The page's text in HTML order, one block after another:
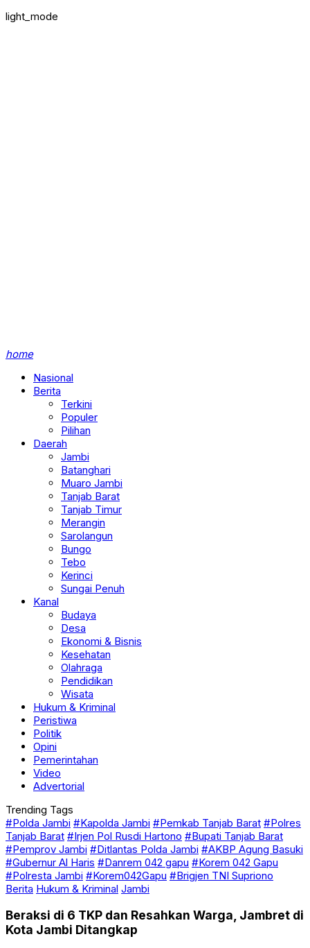
light_mode
home
Nasional
Berita
Terkini
Populer
Pilihan
Daerah
Jambi
Batanghari
Muaro Jambi
Tanjab Barat
Tanjab Timur
Merangin
Sarolangun
Bungo
Tebo
Kerinci
Sungai Penuh
Kanal
Budaya
Desa
Ekonomi & Bisnis
Kesehatan
Olahraga
Pendidikan
Wisata
Hukum & Kriminal
Peristiwa
Politik
Opini
Pemerintahan
Video
Advertorial
Trending Tags
#Polda Jambi #Kapolda Jambi #Pemkab Tanjab Barat #Polres
Tanjab Barat #Irjen Pol Rusdi Hartono #Bupati Tanjab Barat
#Pemprov Jambi #Ditlantas Polda Jambi #AKBP Agung Basuki
#Gubernur Al Haris #Danrem 042 gapu #Korem 042 Gapu
#Polresta Jambi #Korem042Gapu #Brigjen TNI Supriono
Berita Hukum & Kriminal Jambi
Beraksi di 6 TKP dan Resahkan Warga, Jambret di
Kota Jambi Ditangkap